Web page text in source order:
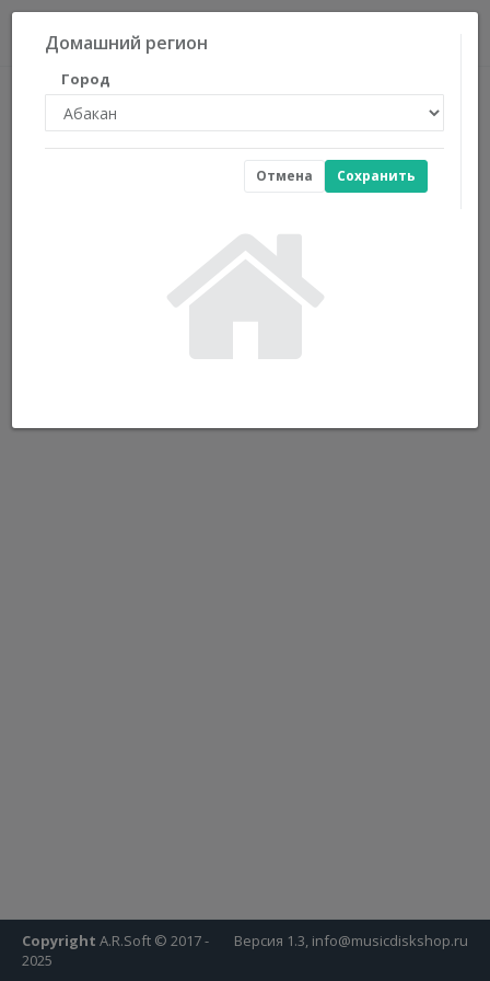
Домашний регион
Город
Сохранить
Отмена
Версия 1.3, info@musicdiskshop.ru
Copyright A.R.Soft © 2017 -
2025